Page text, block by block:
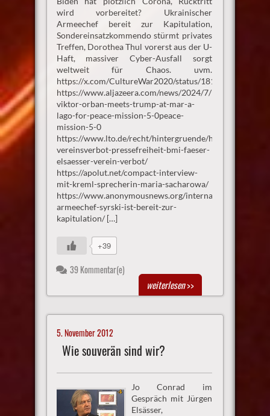
wird vorbereitet? Ukrainischer
Armeechef bereit zur Kapitulation,
Sondereinsatzkommendo stürmt privates
Treffen, Dorothea Thul vorerst aus der U-
Haft, massiver Cyber-Ausfall sorgt
weltweit für Chaos. uvm.
https://x.com/CultureWar2020/status/
https://www.aljazeera.com/news/2024/7/12/hungarys-
viktor-orban-meets-trump-at-mar-a-
lago-for-peace-mission-5-0peace-
mission-5-0
https://www.lto.de/recht/hintergruende/h/compact-
vereinsverbot-pressefreiheit-bmi-faeser-
elsaesser-verein-verbot/
https://apolut.net/compact-interview-
mit-kreml-sprecherin-maria-sacharowa/
https://www.anonymousnews.org/international/
armeechef-syrski-ist-bereit-zur-
kapitulation/ […]
+39
39 Kommentar(e)
weiterlesen>>
5. November 2012
Wie souverän sind wir?
Jo Conrad im
Gespräch mit Jürgen
Elsässer,